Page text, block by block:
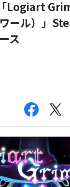
Logiart
ール）」
ス